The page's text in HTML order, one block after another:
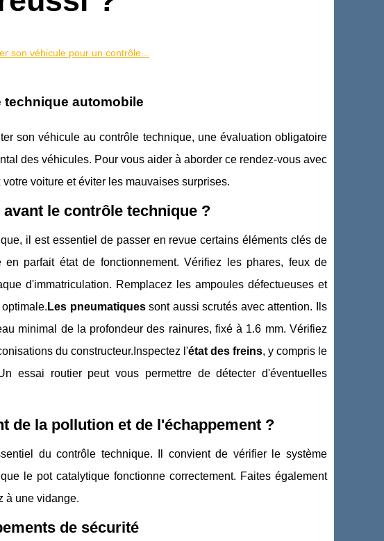
son véhicule pour un contrôle...
automobile
son véhicule au contrôle technique, une évaluation obligatoire
des véhicules. Pour vous aider à aborder ce rendez-vous avec
voiture et éviter les mauvaises surprises.
le contrôle technique ?
il est essentiel de passer en revue certains éléments clés de
en parfait état de fonctionnement. Vérifiez les phares, feux de
d'immatriculation. Remplacez les ampoules défectueuses et
Les pneumatiquessont aussi scrutés avec attention. Ils
minimal de la profondeur des rainures, fixé à 1.6 mm. Vérifiez
du constructeur.Inspectez l'état des freins, y compris le
essai routier peut vous permettre de détecter d'éventuelles
de la pollution et de l'échappement ?
du contrôle technique. Il convient de vérifier le système
le pot catalytique fonctionne correctement. Faites également
à une vidange.
de sécurité